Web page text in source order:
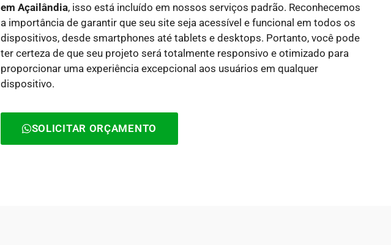
em Açailândia, isso está incluído em nossos serviços padrão. Reconhecemos
a importância de garantir que seu site seja acessível e funcional em todos os
dispositivos, desde smartphones até tablets e desktops. Portanto, você pode
ter certeza de que seu projeto será totalmente responsivo e otimizado para
proporcionar uma experiência excepcional aos usuários em qualquer
dispositivo.
SOLICITAR ORÇAMENTO